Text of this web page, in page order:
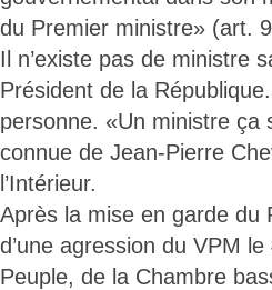
du Premier ministre» (art.
Il n’existe pas de ministre
Président de la
personne. «Un ministre ça
connue de Jean-Pierre
l’Intérieur.
Après la mise en garde du
d’une agression du VPM
Peuple, de la Chambre